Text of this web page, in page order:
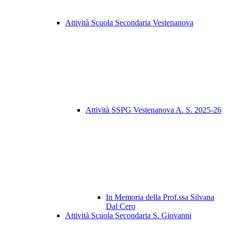
Attività Scuola Secondaria Vestenanova
Attività SSPG Vestenanova A. S. 2025-26
In Memoria della Prof.ssa Silvana
Dal Cero
Attività Scuola Secondaria S. Giovanni